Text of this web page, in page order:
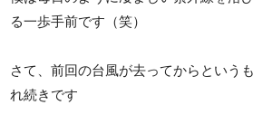
る一歩手前です（笑）
さて、前回の台風が去ってからという
れ続きです